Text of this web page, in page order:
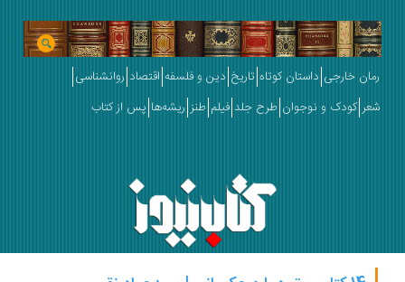
خارجی داستان کوتاه تاریخ دین و فلسفه اقتصاد روانشناسی
کودک و نوجوان طرح جلد فیلم طنز ریشه‌ها پس از کتاب